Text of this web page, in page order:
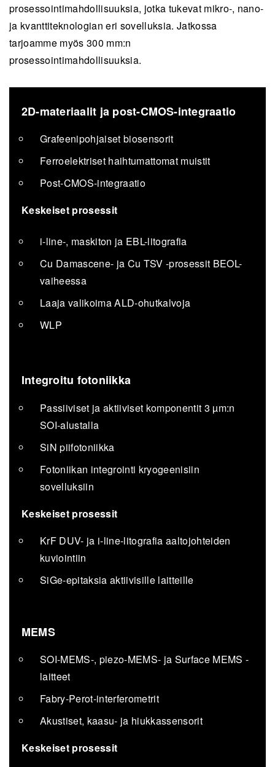
prosessointimahdollisuuksia, jotka tukevat mikro-, nano-
ja kvanttiteknologian eri sovelluksia. Jatkossa
tarjoamme myös 300 mm:n
prosessointimahdollisuuksia.
2D-materiaalit ja post-CMOS-integraatio
Grafeenipohjaiset biosensorit
Ferroelektriset haihtumattomat muistit
Post-CMOS-integraatio
Keskeiset prosessit
i-line-, maskiton ja EBL-litografia
Cu Damascene- ja Cu TSV -prosessit BEOL-
vaiheessa
Laaja valikoima ALD-ohutkalvoja
WLP
Integroitu fotoniikka
Passiiviset ja aktiiviset komponentit 3 µm:n
SOI-alustalla
SiN piifotoniikka
Fotoniikan integrointi kryogeenisiin
sovelluksiin
Keskeiset prosessit
KrF DUV- ja i-line-litografia aaltojohteiden
kuviointiin
SiGe-epitaksia aktiivisille laitteille
MEMS
SOI-MEMS-, piezo-MEMS- ja Surface MEMS -
laitteet
Fabry-Perot-interferometrit
Akustiset, kaasu- ja hiukkassensorit
Keskeiset prosessit